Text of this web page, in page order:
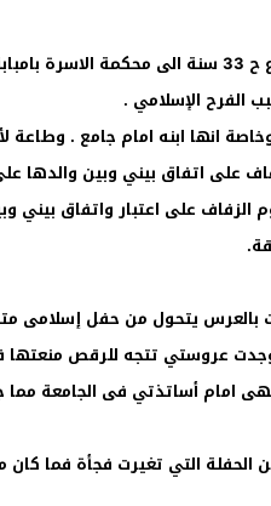
انها ابنه امام جامع . وطاعة
على اتفاق بيني وبين والدها
على اعتبار واتفاق بيني
بالعرس يتحول من حفل إسلامى
عروستي تتجه للرقص منعتها
امام أساتذتي فى الجامعة مما
التي تغيرت فجأة فما كان